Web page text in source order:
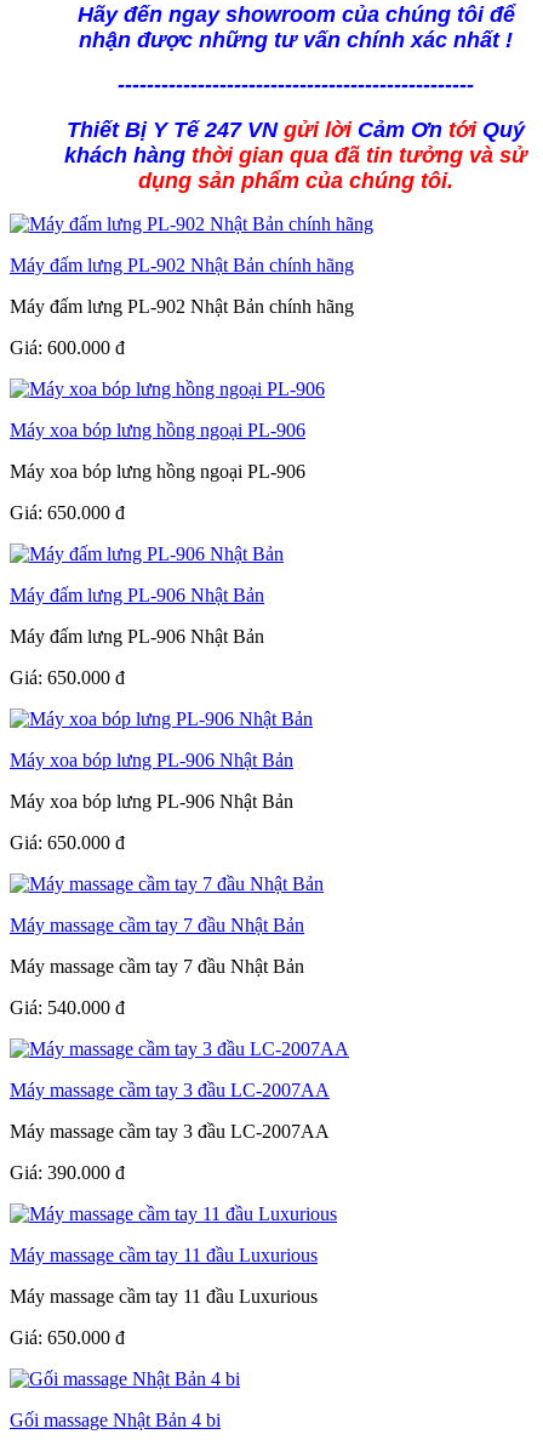
Hãy đến ngay showroom của chúng tôi để
nhận được những tư vấn chính xác nhất !
-------------------------------------------------
Thiết Bị Y Tế 247 VNgửi lời Cảm Ơn tới Quý
khách hàng thời gian qua đã tin tưởng và sử
dụng sản phẩm của chúng tôi.
Máy đấm lưng PL-902 Nhật Bản chính hãng
Máy đấm lưng PL-902 Nhật Bản chính hãng
Giá: 600.000 đ
Máy xoa bóp lưng hồng ngoại PL-906
Máy xoa bóp lưng hồng ngoại PL-906
Giá: 650.000 đ
Máy đấm lưng PL-906 Nhật Bản
Máy đấm lưng PL-906 Nhật Bản
Giá: 650.000 đ
Máy xoa bóp lưng PL-906 Nhật Bản
Máy xoa bóp lưng PL-906 Nhật Bản
Giá: 650.000 đ
Máy massage cầm tay 7 đầu Nhật Bản
Máy massage cầm tay 7 đầu Nhật Bản
Giá: 540.000 đ
Máy massage cầm tay 3 đầu LC-2007AA
Máy massage cầm tay 3 đầu LC-2007AA
Giá: 390.000 đ
Máy massage cầm tay 11 đầu Luxurious
Máy massage cầm tay 11 đầu Luxurious
Giá: 650.000 đ
Gối massage Nhật Bản 4 bi